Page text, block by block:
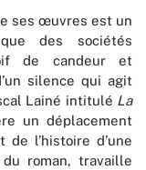
ses œuvres est un
des sociétés
de candeur et
silence qui agit
Lainé intitulé La
un déplacement
l’histoire d’une
roman, travaille